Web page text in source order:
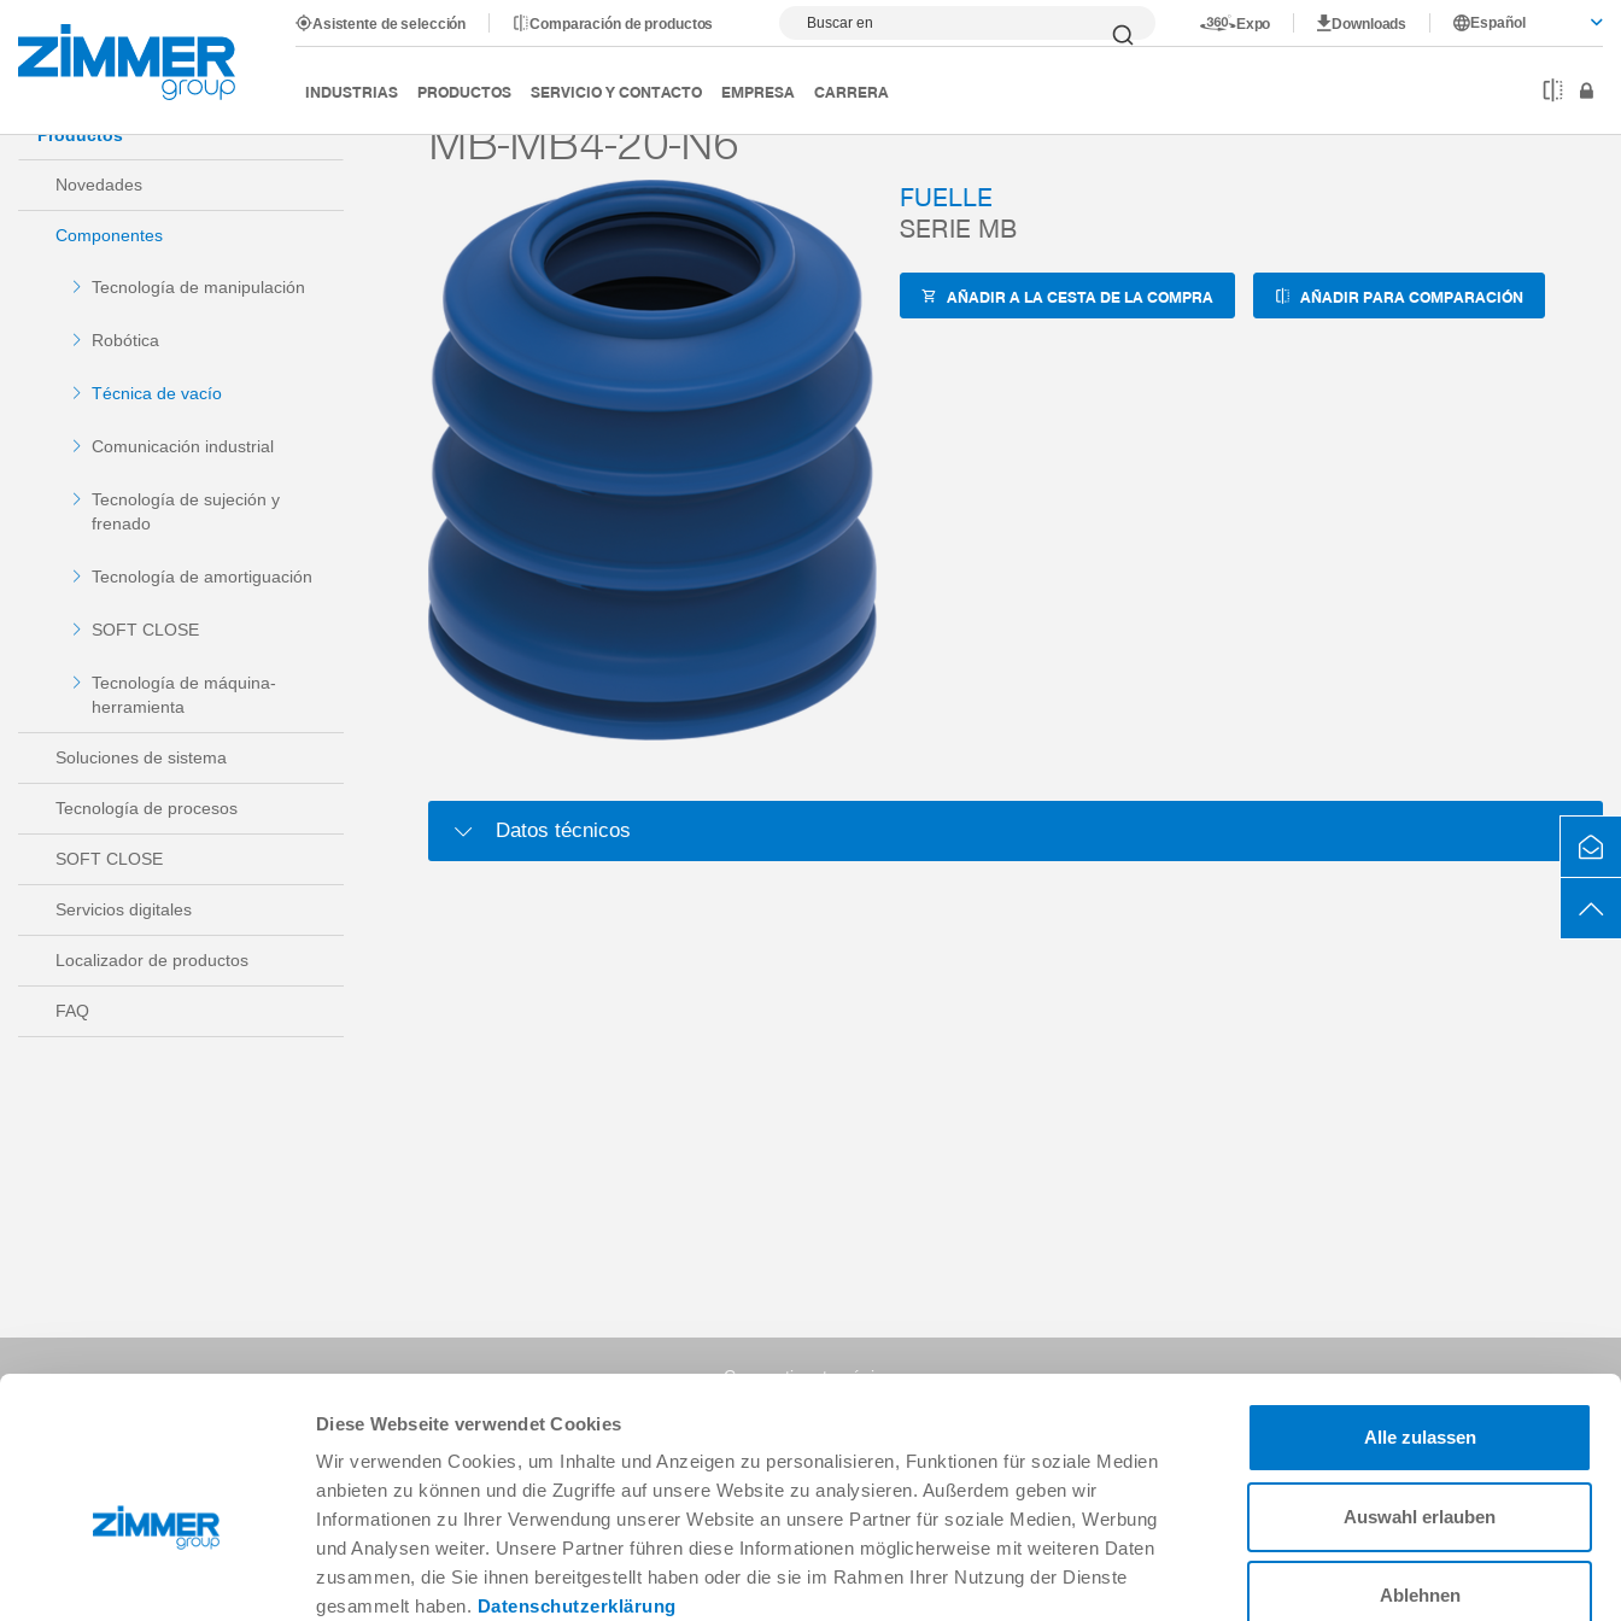
Diese Webseite verwendet Cookies
Wir verwenden Cookies, um Inhalte und Anzeigen zu personalisieren, Funktionen für soziale Medien
anbieten zu können und die Zugriffe auf unsere Website zu analysieren. Außerdem geben wir
Informationen zu Ihrer Verwendung unserer Website an unsere Partner für soziale Medien, Werbung
und Analysen weiter. Unsere Partner führen diese Informationen möglicherweise mit weiteren Daten
zusammen, die Sie ihnen bereitgestellt haben oder die sie im Rahmen Ihrer Nutzung der Dienste
gesammelt haben. Datenschutzerklärung
Alle zulassen
Auswahl erlauben
Ablehnen
Asistente de selección Comparación de productos Buscar en Expo Downloads Español
INDUSTRIAS PRODUCTOS SERVICIO Y CONTACTO EMPRESA CARRERA
Inicio Productos Componentes Técnica de vacío Magic Grippers Fuelles Serie MB MB-MB4-20-N6
Productos
Novedades
Componentes
Tecnología de manipulación
Robótica
Técnica de vacío
Comunicación industrial
Tecnología de sujeción y
frenado
Tecnología de amortiguación
SOFT CLOSE
Tecnología de máquina-
herramienta
Soluciones de sistema
Tecnología de procesos
SOFT CLOSE
Servicios digitales
Localizador de productos
FAQ
MB-MB4-20-N6
FUELLE
SERIE MB
AÑADIR A LA CESTA DE LA COMPRA AÑADIR PARA COMPARACIÓN
Datos técnicos
Compartir esta página:
+34 91 882-2623 info.es@zimmer-group.com Síganos: